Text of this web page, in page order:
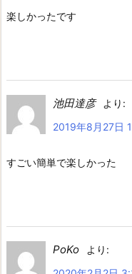
楽しかったです
池田達彦
より:
2019年8月27日
すごい簡単で楽しかった
PoKo
より: